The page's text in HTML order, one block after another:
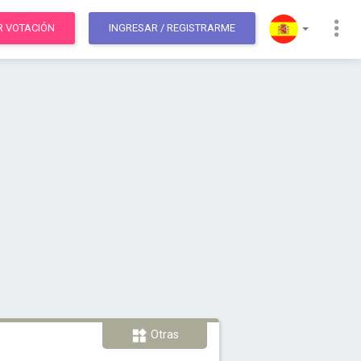
VOTACIÓN INGRESAR / REGISTRARME
Otras